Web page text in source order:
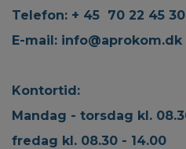
Telefon: + 45 70 22 45 30
E-mail: info@aprokom.dk
Kontortid:
Mandag - torsdag kl.
fredag kl. 08.30 - 14.00